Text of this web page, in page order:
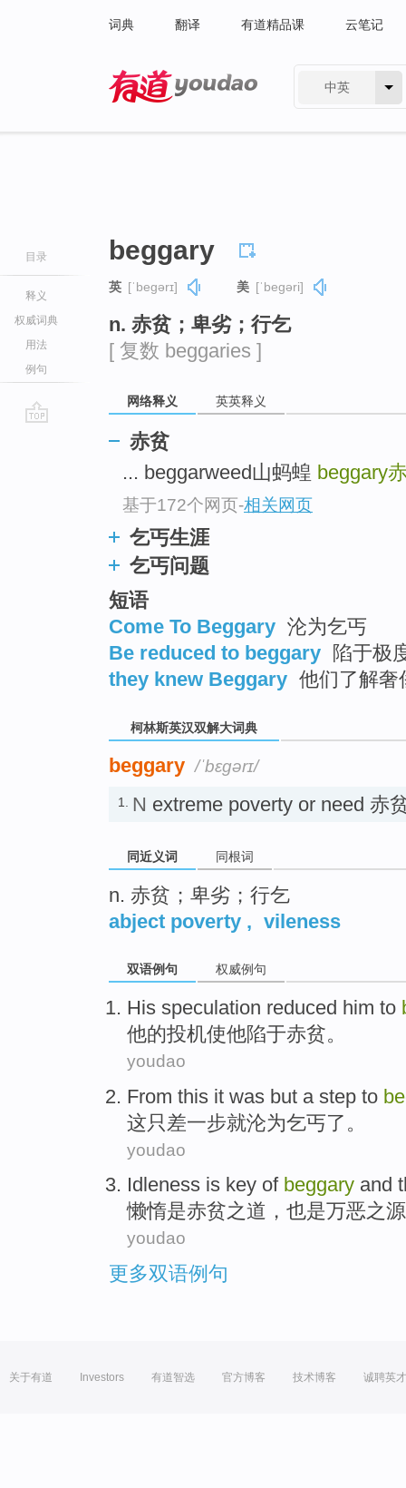
词典 翻译 有道精品课 云笔记
中英
目录
释义
权威词典
用法
例句
beggary
英 [ˈbeɡərɪ] 美 [ˈbeɡəri]
n. 赤贫；卑劣；行乞
[ 复数 beggaries ]
网络释义 英英释义
赤贫
... beggarweed山蚂蝗 beggary
基于172个网页-相关网页
乞丐生涯
乞丐问题
短语
Come To Beggary 沦为乞丐
Be reduced to beggary
陷于极
they knew Beggary 他们了解奢
柯林斯英汉双解大词典
beggary /ˈbɛɡərɪ/
1. N extreme poverty or need 赤
同近义词 同根词
n. 赤贫；卑劣；行乞
abject poverty , vileness
双语例句 权威例句
His speculation reduced him to
他的投机使他陷于赤贫。
youdao
From this it was but a step to
这只 差一步就沦为乞丐了 。
youdao
Idleness is key of beggary and
懒惰是赤贫之道，也是万恶之
youdao
更多双语例句
关于有道 Investors 有道智选 官方博客 技术博客 诚聘英才